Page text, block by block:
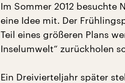
Im Sommer 2012 besuchte
eine Idee mit. Der
Teil eines größeren Plans
Inselumwelt“ zurückholen
Ein Dreivierteljahr später